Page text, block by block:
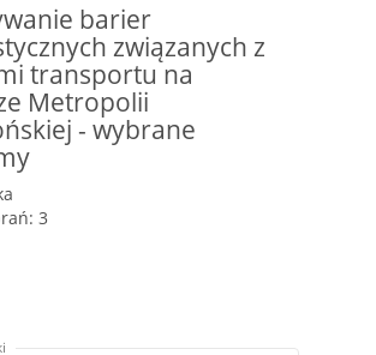
barier
związanych z
transportu na
Metropolii
- wybrane
3